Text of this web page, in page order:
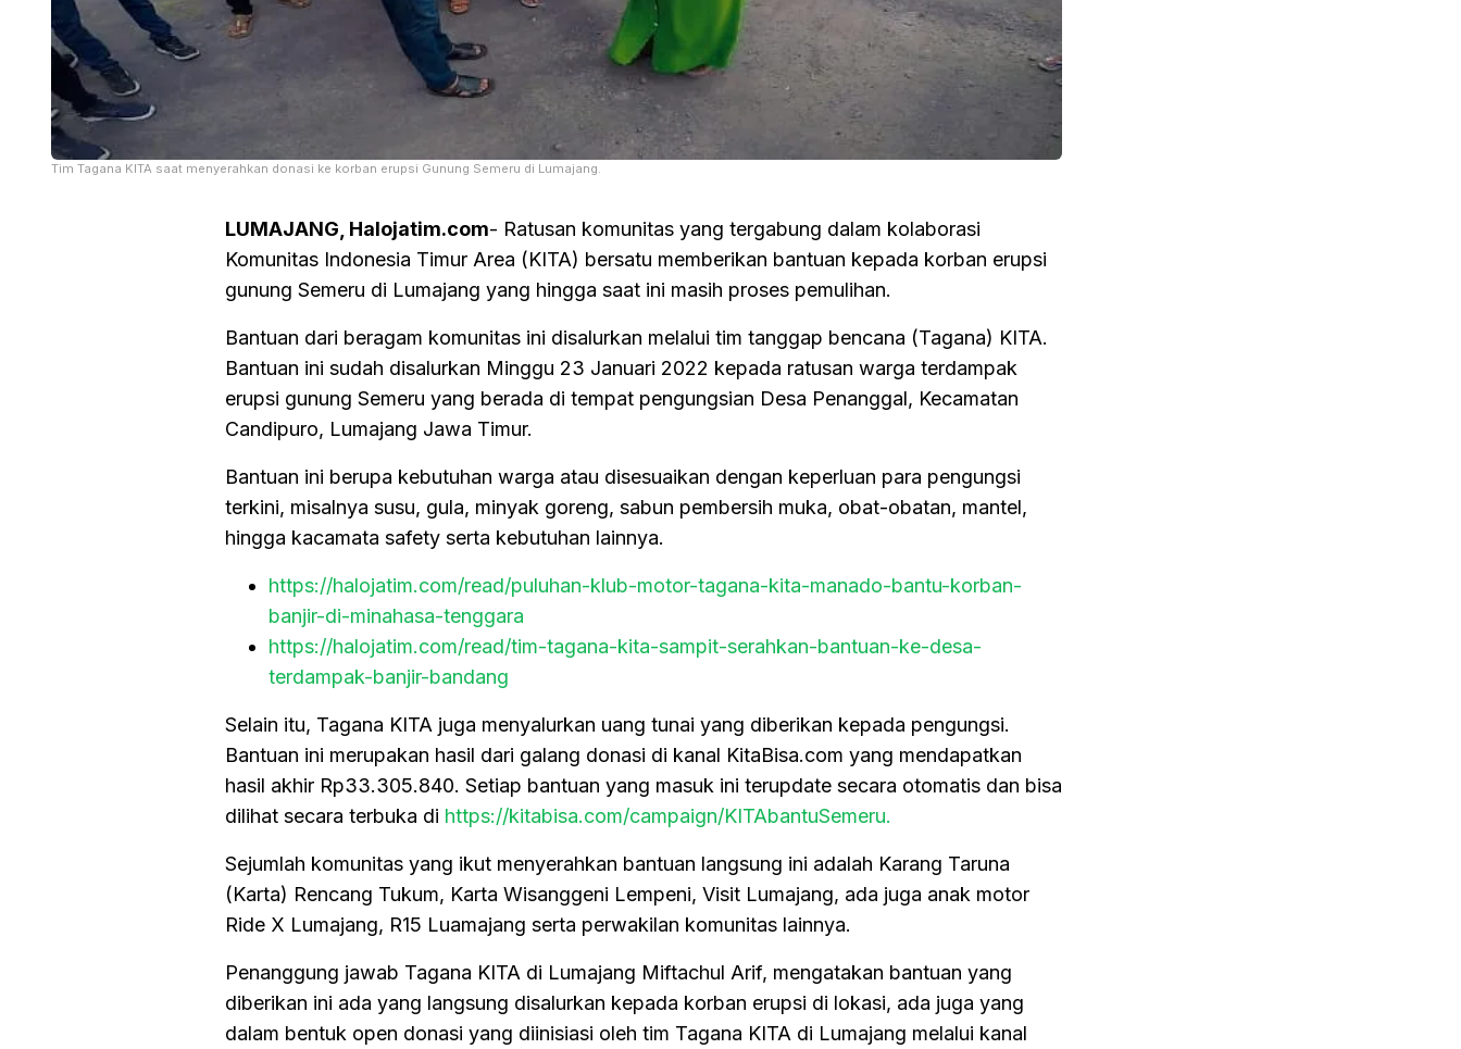
Tim Tagana KITA saat menyerahkan donasi ke korban erupsi Gunung Semeru di Lumajang.
LUMAJANG, Halojatim.com- Ratusan komunitas yang tergabung dalam kolaborasi
Komunitas Indonesia Timur Area (KITA) bersatu memberikan bantuan kepada korban erupsi
gunung Semeru di Lumajang yang hingga saat ini masih proses pemulihan.
Bantuan dari beragam komunitas ini disalurkan melalui tim tanggap bencana (Tagana) KITA.
Bantuan ini sudah disalurkan Minggu 23 Januari 2022 kepada ratusan warga terdampak
erupsi gunung Semeru yang berada di tempat pengungsian Desa Penanggal, Kecamatan
Candipuro, Lumajang Jawa Timur.
Bantuan ini berupa kebutuhan warga atau disesuaikan dengan keperluan para pengungsi
terkini, misalnya susu, gula, minyak goreng, sabun pembersih muka, obat-obatan, mantel,
hingga kacamata safety serta kebutuhan lainnya.
https://halojatim.com/read/puluhan-klub-motor-tagana-kita-manado-bantu-korban-
banjir-di-minahasa-tenggara
https://halojatim.com/read/tim-tagana-kita-sampit-serahkan-bantuan-ke-desa-
terdampak-banjir-bandang
Selain itu, Tagana KITA juga menyalurkan uang tunai yang diberikan kepada pengungsi.
Bantuan ini merupakan hasil dari galang donasi di kanal KitaBisa.com yang mendapatkan
hasil akhir Rp33.305.840. Setiap bantuan yang masuk ini terupdate secara otomatis dan bisa
dilihat secara terbuka di https://kitabisa.com/campaign/KITAbantuSemeru.
Sejumlah komunitas yang ikut menyerahkan bantuan langsung ini adalah Karang Taruna
(Karta) Rencang Tukum, Karta Wisanggeni Lempeni, Visit Lumajang, ada juga anak motor
Ride X Lumajang, R15 Luamajang serta perwakilan komunitas lainnya.
Penanggung jawab Tagana KITA di Lumajang Miftachul Arif, mengatakan bantuan yang
diberikan ini ada yang langsung disalurkan kepada korban erupsi di lokasi, ada juga yang
dalam bentuk open donasi yang diinisiasi oleh tim Tagana KITA di Lumajang melalui kanal